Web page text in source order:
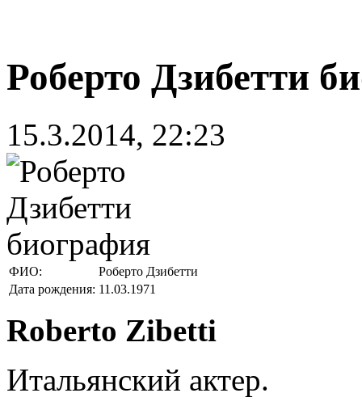
Роберто Дзибетти
15.3.2014, 22:23
ФИО:
Роберто Дзибетти
Дата рождения: 11.03.1971
Roberto Zibetti
Итальянский актер.